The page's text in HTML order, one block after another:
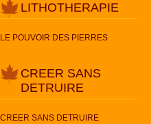
LITHOTHERAPIE
LE POUVOIR DES PIERRES
CREER SANS
DETRUIRE
CREER SANS DETRUIRE